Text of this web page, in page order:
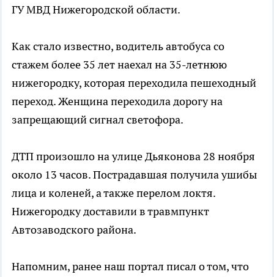
ГУ МВД Нижегородской области.
Как стало известно, водитель автобуса со
стажем более 35 лет наехал на 35-летнюю
нижегородку, которая переходила пешеходный
переход. Женщина переходила дорогу на
запрещающий сигнал светофора.
ДТП произошло на улице Дьяконова 28 ноября
около 13 часов. Пострадавшая получила ушибы
лица и коленей, а также перелом локтя.
Нижегородку доставили в травмпункт
Автозаводского района.
Напомним, ранее наш портал писал о том, что